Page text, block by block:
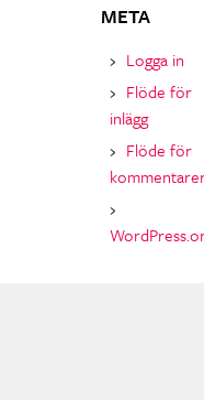
META
Logga in
Flöde för
inlägg
Flöde för